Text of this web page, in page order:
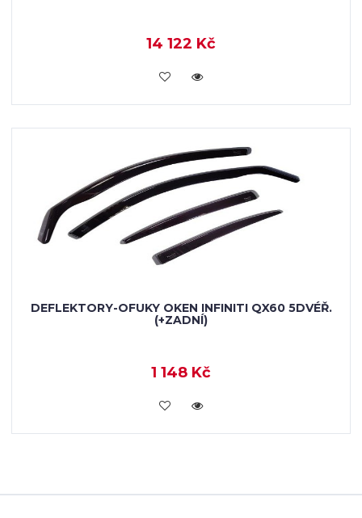
14 122 Kč
KOUPIT
DEFLEKTORY-OFUKY OKEN INFINITI QX60 5DVÉŘ.
(+ZADNÍ)
1 148 Kč
KOUPIT